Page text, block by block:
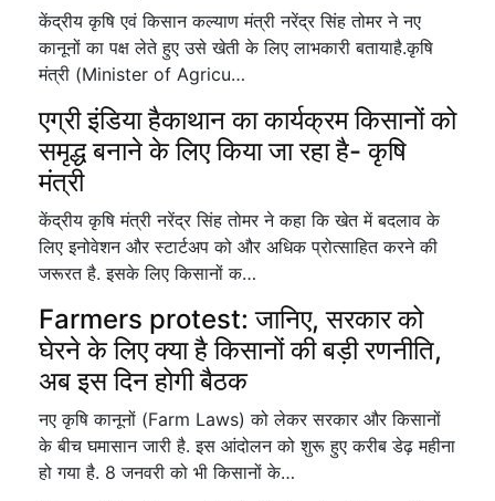
केंद्रीय कृषि एवं किसान कल्याण मंत्री नरेंद्र सिंह तोमर ने नए
कानूनों का पक्ष लेते हुए उसे खेती के लिए लाभकारी बतायाहै.कृषि
मंत्री (Minister of Agricu…
एग्री इंडिया हैकाथान का कार्यक्रम किसानों को
समृद्ध बनाने के लिए किया जा रहा है- कृषि
मंत्री
केंद्रीय कृषि मंत्री नरेंद्र सिंह तोमर ने कहा कि खेत में बदलाव के
लिए इनोवेशन और स्टार्टअप को और अधिक प्रोत्साहित करने की
जरूरत है. इसके लिए किसानों क…
Farmers protest: जानिए, सरकार को
घेरने के लिए क्या है किसानों की बड़ी रणनीति,
अब इस दिन होगी बैठक
नए कृषि कानूनों (Farm Laws) को लेकर सरकार और किसानों
के बीच घमासान जारी है. इस आंदोलन को शुरू हुए करीब डेढ़ महीना
हो गया है. 8 जनवरी को भी किसानों के…